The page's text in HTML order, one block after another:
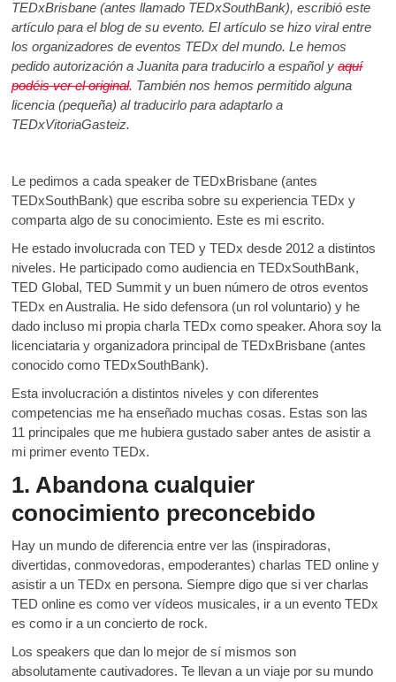
TEDxBrisbane (antes llamado TEDxSouthBank), escribió este
artículo para el blog de su evento. El artículo se hizo viral entre
los organizadores de eventos TEDx del mundo. Le hemos
pedido autorización a Juanita para traducirlo a español yaquí
podéis ver el original. También nos hemos permitido alguna
licencia (pequeña) al traducirlo para adaptarlo a
TEDxVitoriaGasteiz.
Le pedimos a cada speaker de TEDxBrisbane (antes
TEDxSouthBank) que escriba sobre su experiencia TEDx y
comparta algo de su conocimiento. Este es mi escrito.
He estado involucrada con TED y TEDx desde 2012 a distintos
niveles. He participado como audiencia en TEDxSouthBank,
TED Global, TED Summit y un buen número de otros eventos
TEDx en Australia. He sido defensora (un rol voluntario) y he
dado incluso mi propia charla TEDx como speaker. Ahora soy la
licenciataria y organizadora principal de TEDxBrisbane (antes
conocido como TEDxSouthBank).
Esta involucración a distintos niveles y con diferentes
competencias me ha enseñado muchas cosas. Estas son las
11 principales que me hubiera gustado saber antes de asistir a
mi primer evento TEDx.
1. Abandona cualquier
conocimiento preconcebido
Hay un mundo de diferencia entre ver las (inspiradoras,
divertidas, conmovedoras, empoderantes) charlas TED online y
asistir a un TEDx en persona. Siempre digo que si ver charlas
TED online es como ver vídeos musicales, ir a un evento TEDx
es como ir a un concierto de rock.
Los speakers que dan lo mejor de sí mismos son
absolutamente cautivadores. Te llevan a un viaje por su mundo